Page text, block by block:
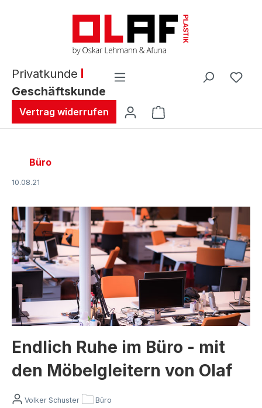
Privatkunde
Geschäftskunde
Vertrag widerrufen Warenkorb enthält
Büro
10.08.21
Endlich Ruhe im Büro - mit
den Möbelgleitern von Olaf
Volker Schuster Büro